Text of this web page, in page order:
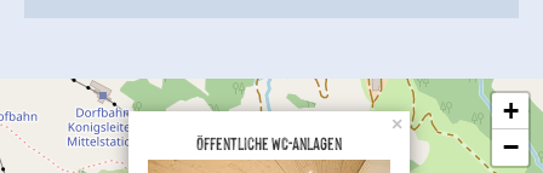
Öffentliche WC-Anlagen
×
+
−